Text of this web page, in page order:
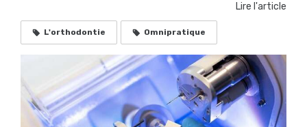
Lire l'article
L'orthodontie Omnipratique